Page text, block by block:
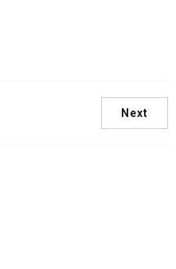
Next